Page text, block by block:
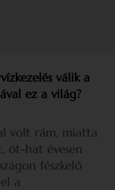
válik a
ez a világ?
volt rám, miatta
öt-hat évesen
fészkelő
a